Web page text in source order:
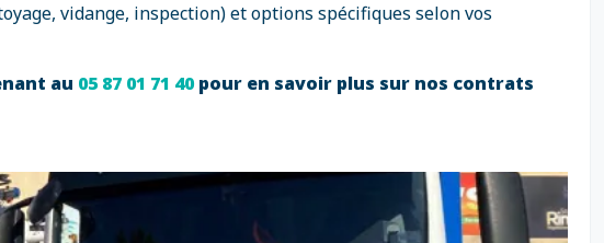
vidange, inspection) et options spécifiques selon vos
au 05 87 01 71 40pour en savoir plus sur nos contrats